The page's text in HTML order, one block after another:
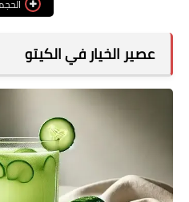
عصير الخيار في الكيتو